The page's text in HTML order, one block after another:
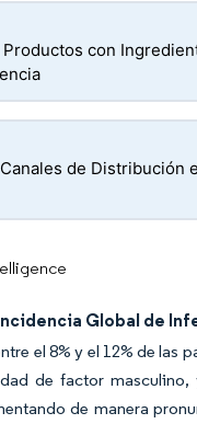
con
de Distribución
Global de
el 8% y el 12% de las
de factor
de manera